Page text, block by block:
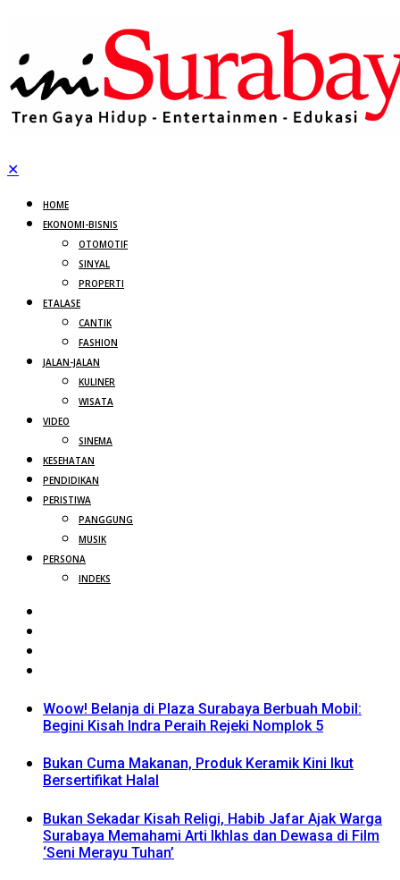
✕
HOME
EKONOMI-BISNIS
OTOMOTIF
SINYAL
PROPERTI
ETALASE
CANTIK
FASHION
JALAN-JALAN
KULINER
WISATA
VIDEO
SINEMA
KESEHATAN
PENDIDIKAN
PERISTIWA
PANGGUNG
MUSIK
PERSONA
INDEKS
Woow! Belanja di Plaza Surabaya Berbuah Mobil:
Begini Kisah Indra Peraih Rejeki Nomplok 5
Bukan Cuma Makanan, Produk Keramik Kini Ikut
Bersertifikat Halal
Bukan Sekadar Kisah Religi, Habib Jafar Ajak Warga
Surabaya Memahami Arti Ikhlas dan Dewasa di Film
‘Seni Merayu Tuhan’